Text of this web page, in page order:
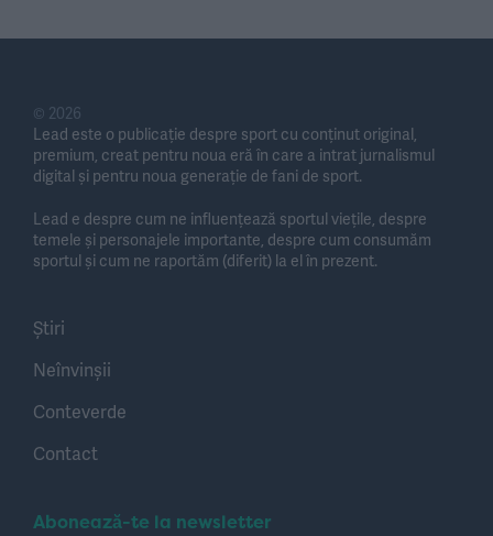
© 2026
Lead este o publicație despre sport cu conținut original,
premium, creat pentru noua eră în care a intrat jurnalismul
digital și pentru noua generație de fani de sport.
Lead e despre cum ne influențează sportul viețile, despre
temele și personajele importante, despre cum consumăm
sportul și cum ne raportăm (diferit) la el în prezent.
Știri
Neînvinșii
Conteverde
Contact
Abonează-te la newsletter